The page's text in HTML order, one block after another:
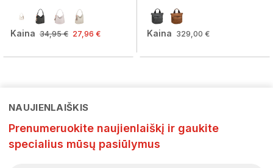
Kaina 34,95 € 27,96 € Kaina 329,00 €
NAUJIENLAIŠKIS
Prenumeruokite naujienlaiškį ir gaukite
specialius mūsų pasiūlymus